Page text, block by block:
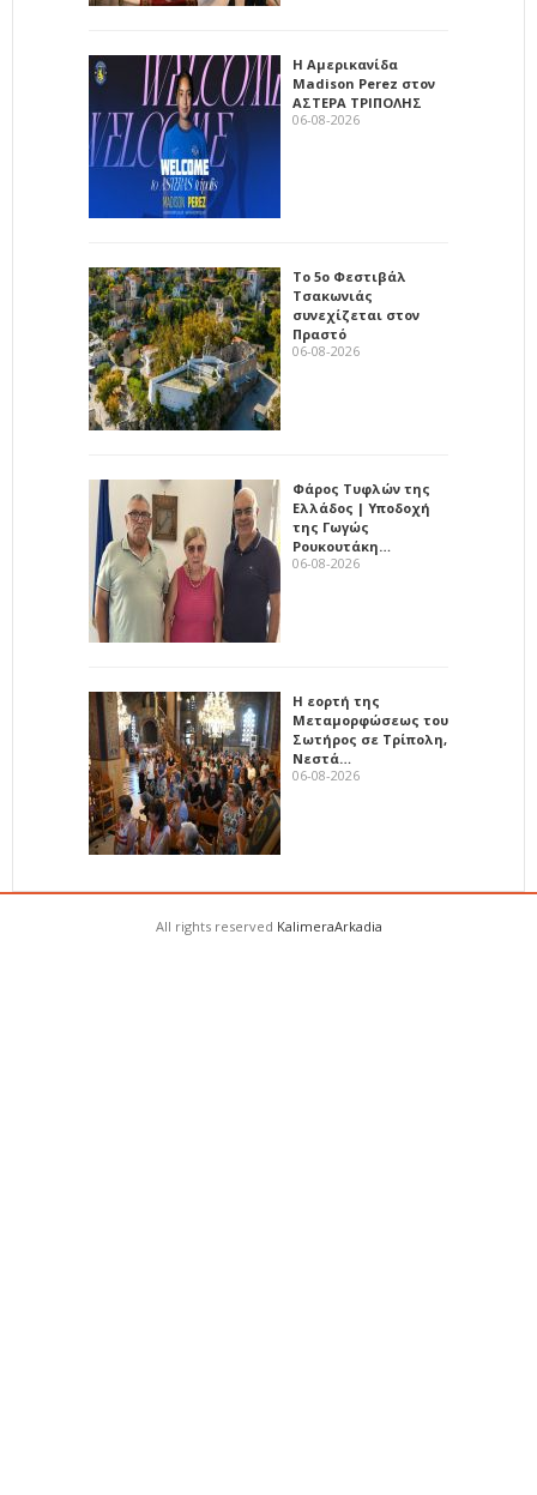
Η Αμερικανίδα
Madison Perez στον
ΑΣΤΕΡΑ ΤΡΙΠΟΛΗΣ
06-08-2026
Το 5ο Φεστιβάλ
Τσακωνιάς
συνεχίζεται στον
Πραστό
06-08-2026
Φάρος Τυφλών της
Ελλάδος | Υποδοχή
της Γωγώς
Ρουκουτάκη…
06-08-2026
Η εορτή της
Μεταμορφώσεως του
Σωτήρος σε Τρίπολη,
Νεστά…
06-08-2026
All rights reserved KalimeraArkadia